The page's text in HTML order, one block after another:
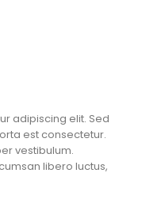
adipiscing elit. Sed
est consectetur.
vestibulum.
libero luctus,